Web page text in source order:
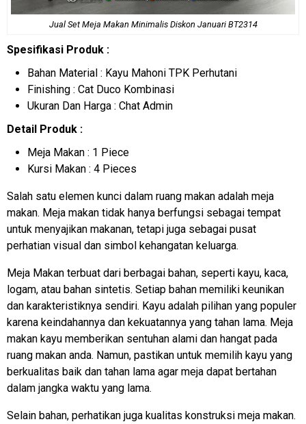
Jual Set Meja Makan MinimalisDiskon Januari BT2314
Spesifikasi Produk :
Bahan Material : Kayu Mahoni TPK Perhutani
Finishing : Cat Duco Kombinasi
Ukuran Dan Harga : Chat Admin
Detail Produk :
Meja Makan : 1 Piece
Kursi Makan : 4 Pieces
Salah satu elemen kunci dalam ruang makan adalah meja
makan. Meja makan tidak hanya berfungsi sebagai tempat
untuk menyajikan makanan, tetapi juga sebagai pusat
perhatian visual dan simbol kehangatan keluarga.
Meja Makan terbuat dari berbagai bahan, seperti kayu, kaca,
logam, atau bahan sintetis. Setiap bahan memiliki keunikan
dan karakteristiknya sendiri. Kayu adalah pilihan yang populer
karena keindahannya dan kekuatannya yang tahan lama. Meja
makan kayu memberikan sentuhan alami dan hangat pada
ruang makan anda. Namun, pastikan untuk memilih kayu yang
berkualitas baik dan tahan lama agar meja dapat bertahan
dalam jangka waktu yang lama.
Selain bahan, perhatikan juga kualitas konstruksi meja makan.